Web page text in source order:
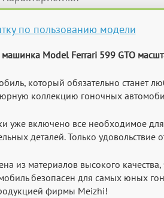
по пользованию модели
Model Ferrari 599 GTO
который обязательно станет
коллекцию гоночных
уже включено все необходимое
деталей. Только удовольствие
из материалов высокого
безопасен для самых юных
фирмы Meizhi!